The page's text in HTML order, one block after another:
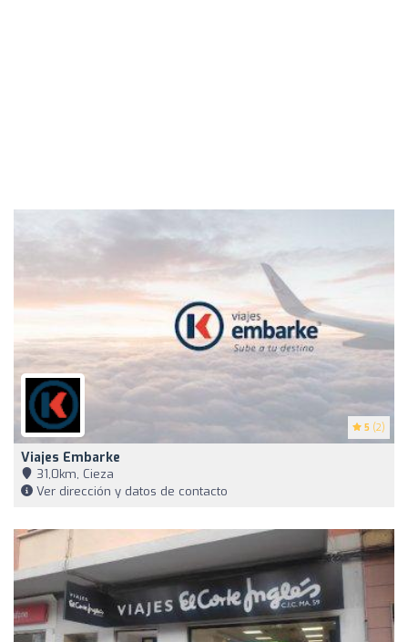
5 (2)
Viajes Embarke
31,0km, Cieza
Ver dirección y datos de contacto